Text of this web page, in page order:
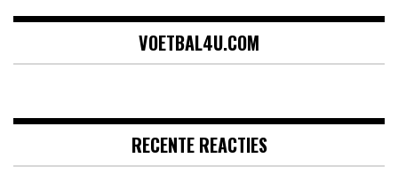
VOETBAL4U.COM
RECENTE REACTIES